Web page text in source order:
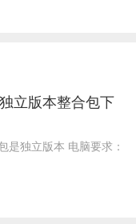
立版本整合包下
是独立版本 电脑要求：